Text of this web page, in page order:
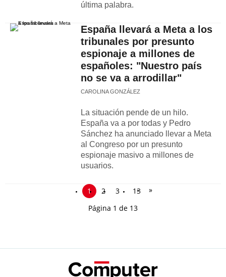
última palabra.
España llevará a Meta a los
tribunales por presunto
espionaje a millones de
españoles: "Nuestro país
no se va a arrodillar"
CAROLINA GONZÁLEZ
La situación pende de un hilo.
España va a por todas y Pedro
Sánchez ha anunciado llevar a Meta
al Congreso por un presunto
espionaje masivo a millones de
usuarios.
1 2 3 13
»
Página 1 de 13